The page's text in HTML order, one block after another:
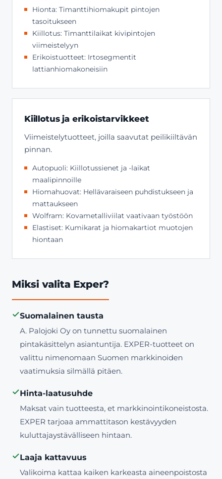
Hionta: Timanttihiomakupit pintojen
tasoitukseen
Kiillotus: Timanttilaikat kivipintojen
viimeistelyyn
Erikoistuotteet: Irtosegmentit
lattianhiomakoneisiin
Kiillotus ja erikoistarvikkeet
Viimeistelytuotteet, joilla saavutat peilikiiltävän
pinnan.
Autopuoli: Kiillotussienet ja -laikat
maalipinnoille
Hiomahuovat: Hellävaraiseen puhdistukseen ja
mattaukseen
Wolfram: Kovametalliviilat vaativaan työstöön
Elastiset: Kumikarat ja hiomakartiot muotojen
hiontaan
Miksi valita Exper?
Suomalainen tausta
A. Palojoki Oy on tunnettu suomalainen
pintakäsittelyn asiantuntija. EXPER-tuotteet on
valittu nimenomaan Suomen markkinoiden
vaatimuksia silmällä pitäen.
Hinta-laatusuhde
Maksat vain tuotteesta, et markkinointikoneistosta.
EXPER tarjoaa ammattitason kestävyyden
kuluttajaystävälliseen hintaan.
Laaja kattavuus
Valikoima kattaa kaiken karkeasta aineenpoistosta